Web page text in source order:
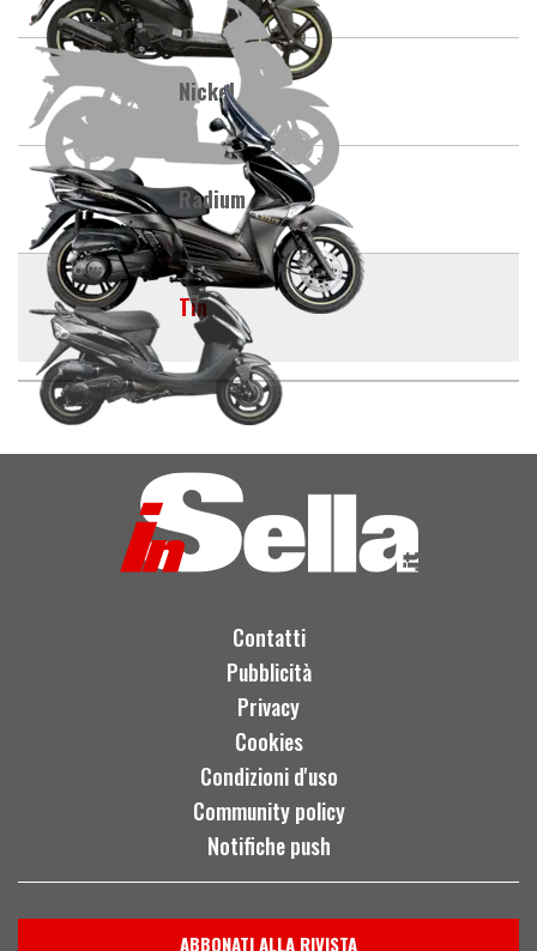
Nickel
Radium
Tin
Contatti
Pubblicità
Privacy
Cookies
Condizioni d'uso
Community policy
Notifiche push
ABBONATI ALLA RIVISTA